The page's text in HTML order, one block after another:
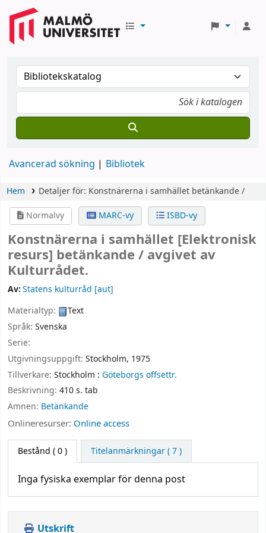
Avancerad sökning Bibliotek
Hem Detaljer för: Konstnärerna i samhället betänkande /
Normalvy
MARC-vy ISBD-vy
Konstnärerna i samhället [Elektronisk
resurs] betänkande / avgivet av
Kulturrådet.
Av:Statens kulturråd [aut]
Materialtyp:
Text
Språk: Svenska
Serie:
Utgivningsuppgift: Stockholm, 1975
Tillverkare: Stockholm : Göteborgs offsettr.
Beskrivning: 410 s. tab
Ämnen: Betänkande
Onlineresurser: Online access
Bestånd ( 0 ) Titelanmärkningar ( 7 )
Inga fysiska exemplar för denna post
Utskrift